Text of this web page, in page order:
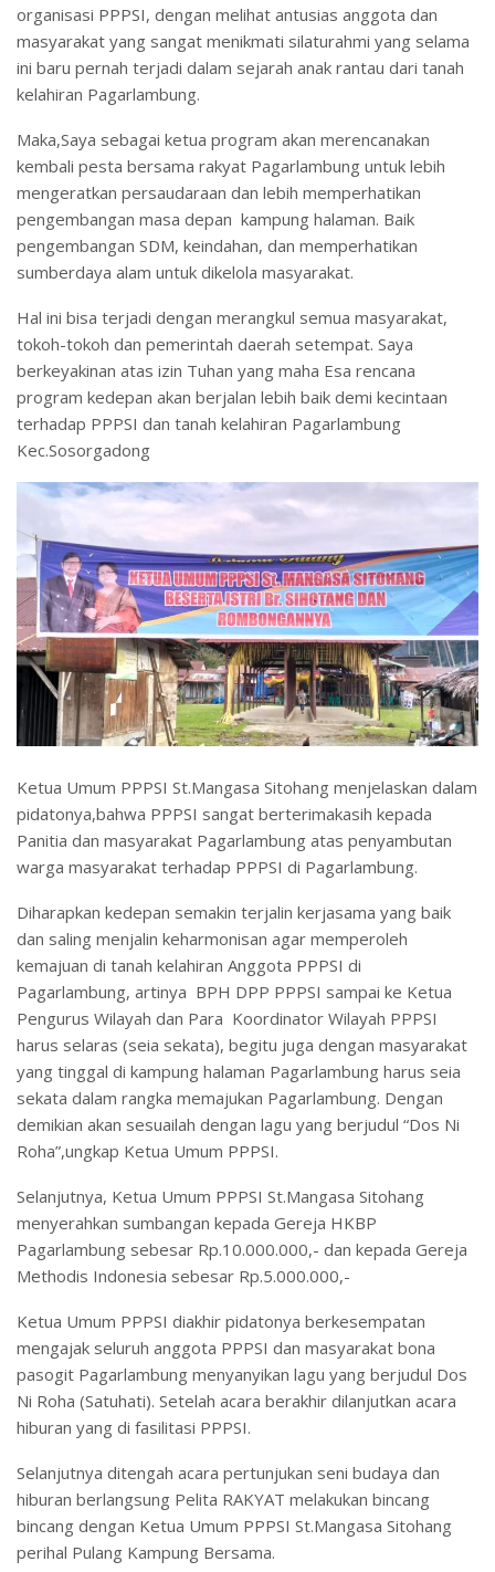
organisasi PPPSI, dengan melihat antusias anggota dan
masyarakat yang sangat menikmati silaturahmi yang selama
ini baru pernah terjadi dalam sejarah anak rantau dari tanah
kelahiran Pagarlambung.
Maka,Saya sebagai ketua program akan merencanakan
kembali pesta bersama rakyat Pagarlambung untuk lebih
mengeratkan persaudaraan dan lebih memperhatikan
pengembangan masa depan kampung halaman. Baik
pengembangan SDM, keindahan, dan memperhatikan
sumberdaya alam untuk dikelola masyarakat.
Hal ini bisa terjadi dengan merangkul semua masyarakat,
tokoh-tokoh dan pemerintah daerah setempat. Saya
berkeyakinan atas izin Tuhan yang maha Esa rencana
program kedepan akan berjalan lebih baik demi kecintaan
terhadap PPPSI dan tanah kelahiran Pagarlambung
Kec.Sosorgadong
Ketua Umum PPPSI St.Mangasa Sitohang menjelaskan dalam
pidatonya,bahwa PPPSI sangat berterimakasih kepada
Panitia dan masyarakat Pagarlambung atas penyambutan
warga masyarakat terhadap PPPSI di Pagarlambung.
Diharapkan kedepan semakin terjalin kerjasama yang baik
dan saling menjalin keharmonisan agar memperoleh
kemajuan di tanah kelahiran Anggota PPPSI di
Pagarlambung, artinya BPH DPP PPPSI sampai ke Ketua
Pengurus Wilayah dan Para Koordinator Wilayah PPPSI
harus selaras (seia sekata), begitu juga dengan masyarakat
yang tinggal di kampung halaman Pagarlambung harus seia
sekata dalam rangka memajukan Pagarlambung. Dengan
demikian akan sesuailah dengan lagu yang berjudul “Dos Ni
Roha”,ungkap Ketua Umum PPPSI.
Selanjutnya, Ketua Umum PPPSI St.Mangasa Sitohang
menyerahkan sumbangan kepada Gereja HKBP
Pagarlambung sebesar Rp.10.000.000,- dan kepada Gereja
Methodis Indonesia sebesar Rp.5.000.000,-
Ketua Umum PPPSI diakhir pidatonya berkesempatan
mengajak seluruh anggota PPPSI dan masyarakat bona
pasogit Pagarlambung menyanyikan lagu yang berjudul Dos
Ni Roha (Satuhati). Setelah acara berakhir dilanjutkan acara
hiburan yang di fasilitasi PPPSI.
Selanjutnya ditengah acara pertunjukan seni budaya dan
hiburan berlangsung Pelita RAKYAT melakukan bincang
bincang dengan Ketua Umum PPPSI St.Mangasa Sitohang
perihal Pulang Kampung Bersama.